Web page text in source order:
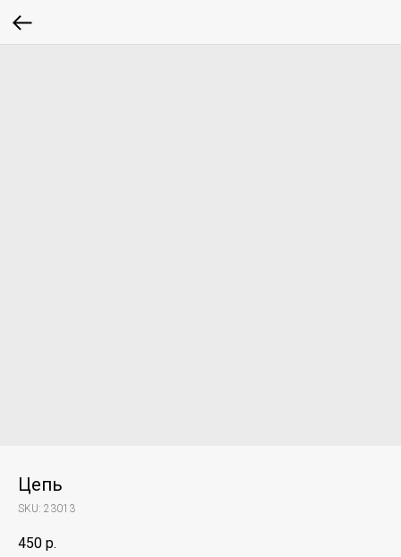
Цепь
SKU: 23013
450 р.